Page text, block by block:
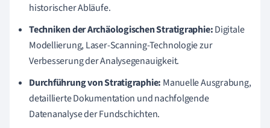
historischer Abläufe.
Techniken der Archäologischen Stratigraphie:Digitale
Modellierung, Laser-Scanning-Technologie zur
Verbesserung der Analysegenauigkeit.
Durchführung von Stratigraphie: Manuelle Ausgrabung,
detaillierte Dokumentation und nachfolgende
Datenanalyse der Fundschichten.